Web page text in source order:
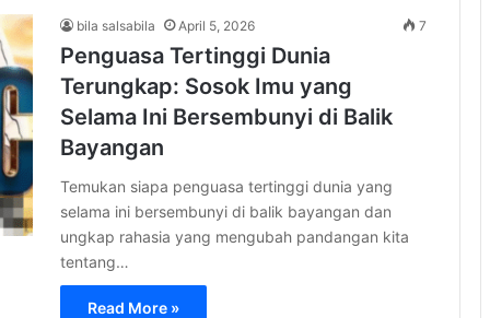
bila salsabila April 5, 2026 7
Penguasa Tertinggi Dunia
Terungkap: Sosok Imu yang
Selama Ini Bersembunyi di Balik
Bayangan
Temukan siapa penguasa tertinggi dunia yang
selama ini bersembunyi di balik bayangan dan
ungkap rahasia yang mengubah pandangan kita
tentang…
Read More »